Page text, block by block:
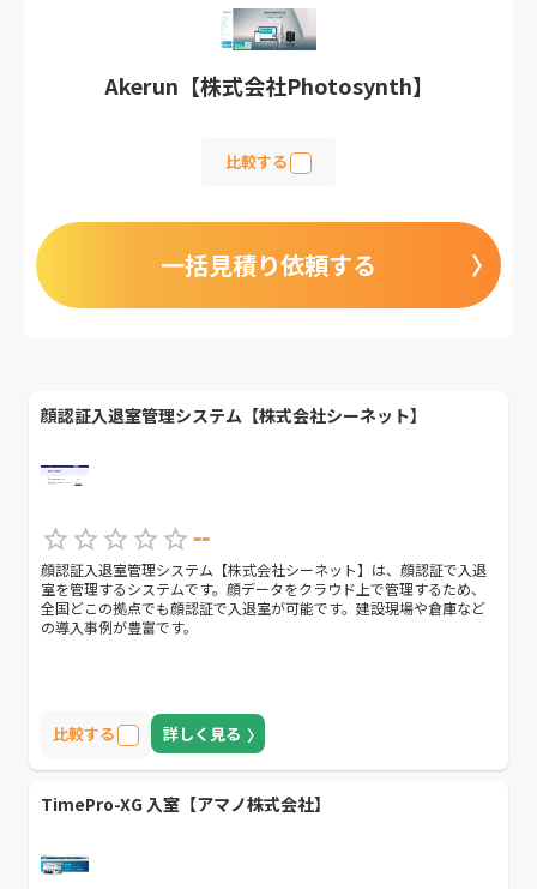
Akerun【株式会社Photosynth】
比較する
一括見積り依頼する
顔認証入退室管理システム【株式会社シーネット】
--
顔認証入退室管理システム【株式会社シーネット】は、顔認証で入退
室を管理するシステムです。顔データをクラウド上で管理するため、
全国どこの拠点でも顔認証で入退室が可能です。 建設現場や倉庫など
の導入事例が豊富です。
比較する 詳しく見る
TimePro-XG 入室【アマノ株式会社】